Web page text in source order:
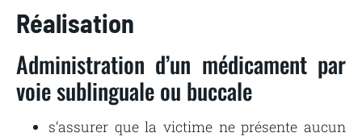
Réalisation
Administration d’un médicament par
voie sublinguale ou buccale
s’assurer que la victime ne présente aucun